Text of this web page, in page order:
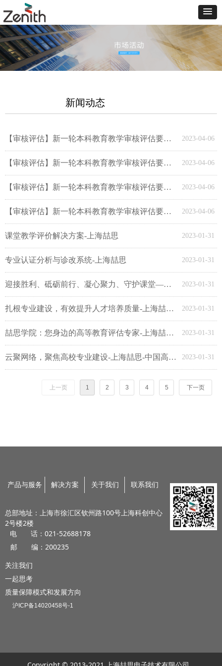
新闻动态
2023-04-06
【审核评估】新一轮本科教育教学审核评估要点导读（四）
2023-04-06
【审核评估】新一轮本科教育教学审核评估要点导读（三）
2023-04-06
【审核评估】新一轮本科教育教学审核评估要点导读（二）
2023-04-06
【审核评估】新一轮本科教育教学审核评估要点导读（一）
2023-01-31
课堂教学评价解决方案-上海喆思
2023-01-31
专业认证分析与诊改系统-上海喆思
2023-01-31
迎接胜利、砥砺前行、凝心聚力、守护课堂——专业建设与专业认证线上培训活动报道（二）-上海喆思-中国高等教育评估先锋
2023-01-31
扎根专业建设，有效提升人才培养质量-上海喆思-中国高等教育评估先锋
2023-01-31
喆思学院：您身边的高等教育评估专家-上海喆思-中国高等教育评估先锋
2023-01-31
云聚网络，聚焦高校专业建设-上海喆思-中国高等教育评估先锋
上一页 1 2 3 4 5 下一页
产品与服务 解决方案 关于我们 联系我们
沪ICP备14020458号-1
总部地址：上海市徐汇区钦州路100号上海科创中心
2号楼2楼
电 话：021-52688178
邮 编：200235
质量保障模式和发展方向
关注我们
一起思考